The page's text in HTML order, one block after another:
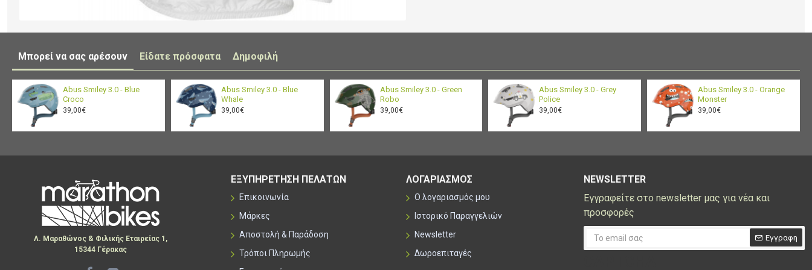
Μπορεί να σας αρέσουν Είδατε πρόσφατα Δημοφιλή
Abus Smiley 3.0 - Blue
Croco
39,00€
Abus Smiley 3.0 - Blue
Whale
39,00€
Abus Smiley 3.0 - Green
Robo
39,00€
Abus Smiley 3.0 - Grey
Police
39,00€
Abus Smiley 3.0 - Orange
Monster
39,00€
Λ. Μαραθώνος & Φιλικής Εταιρείας 1,
15344 Γέρακας
ΕΞΥΠΗΡΕΤΗΣΗ ΠΕΛΑΤΩΝ
Επικοινωνία
Μάρκες
Αποστολή & Παράδοση
Τρόποι Πληρωμής
ΛΟΓΑΡΙΑΣΜΟΣ
Ο λογαριασμός μου
Ιστορικό Παραγγελιών
Newsletter
Δωροεπιταγές
NEWSLETTER
Εγγραφείτε στο newsletter μας για νέα και
προσφορές
Εγγραφη